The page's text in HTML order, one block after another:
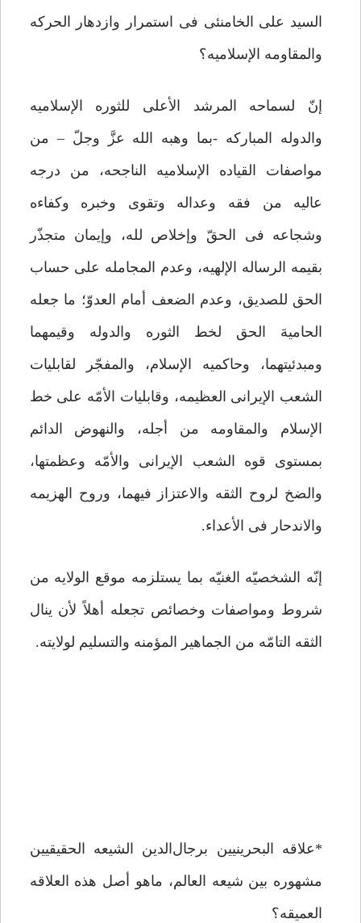
السید علی الخامنئی فی استمرار وازدهار الحرکه
والمقاومه الإسلامیه؟
إنّ لسماحه المرشد الأعلى للثوره الإسلامیه
والدوله المبارکه -بما وهبه الله عزَّ وجلّ – من
مواصفات القیاده الإسلامیه الناجحه، من درجه
عالیه من فقه وعداله وتقوى وخبره وکفاءه
وشجاعه فی الحقّ وإخلاص لله، وإیمان متجذّر
بقیمه الرساله الإلهیه، وعدم المجامله على حساب
الحق للصدیق، وعدم الضعف أمام العدوّ؛ ما جعله
الحامیهَ الحق لخط الثوره والدوله وقیمهما
ومبدئیتهما، وحاکمیه الإسلام، والمفجّر لقابلیات
الشعب الإیرانی العظیمه، وقابلیات الأمّه على خط
الإسلام والمقاومه من أجله، والنهوض الدائم
بمستوى قوه الشعب الإیرانی والأمّه وعظمتها،
والضخ لروح الثقه والاعتزاز فیهما، وروح الهزیمه
والاندحار فی الأعداء.
إنّه الشخصیّه الغنیّه بما یستلزمه موقع الولایه من
شروط ومواصفات وخصائص تجعله أهلاً لأن ینال
الثقه التامّه من الجماهیر المؤمنه والتسلیم لولایته.
*علاقه البحرینیین برجال‌الدین الشیعه الحقیقیین
مشهوره بین شیعه العالم، ماهو أصل هذه العلاقه
العمیقه؟